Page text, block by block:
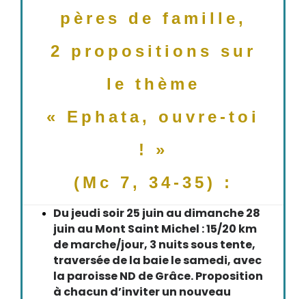
pères de famille,
2 propositions sur
le thème
« Ephata, ouvre-toi
! »
(Mc 7, 34-35) :
Du jeudi soir 25 juin au dimanche 28
juin au Mont Saint Michel : 15/20 km
de marche/jour, 3 nuits sous tente,
traversée de la baie le samedi, avec
la paroisse ND de Grâce. Proposition
à chacun d’inviter un nouveau